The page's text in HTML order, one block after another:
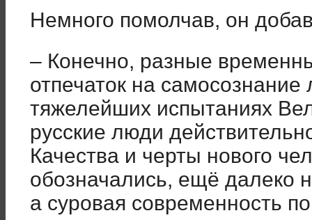
Немного помолчав, он
– Конечно, разные
отпечаток на
тяжелейших испытаниях
русские люди
Качества и черты нового
обозначались, ещё далеко
а суровая современность